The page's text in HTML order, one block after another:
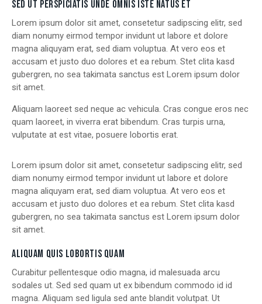
SED UT PERSPICIATIS UNDE OMNIS ISTE NATUS ET
Lorem ipsum dolor sit amet, consetetur sadipscing elitr, sed
diam nonumy eirmod tempor invidunt ut labore et dolore
magna aliquyam erat, sed diam voluptua. At vero eos et
accusam et justo duo dolores et ea rebum. Stet clita kasd
gubergren, no sea takimata sanctus est Lorem ipsum dolor
sit amet.
Aliquam laoreet sed neque ac vehicula. Cras congue eros nec
quam laoreet, in viverra erat bibendum. Cras turpis urna,
vulputate at est vitae, posuere lobortis erat.
Lorem ipsum dolor sit amet, consetetur sadipscing elitr, sed
diam nonumy eirmod tempor invidunt ut labore et dolore
magna aliquyam erat, sed diam voluptua. At vero eos et
accusam et justo duo dolores et ea rebum. Stet clita kasd
gubergren, no sea takimata sanctus est Lorem ipsum dolor
sit amet.
ALIQUAM QUIS LOBORTIS QUAM
Curabitur pellentesque odio magna, id malesuada arcu
sodales ut. Sed sed quam ut ex bibendum commodo id id
magna. Aliquam sed ligula sed ante blandit volutpat. Ut